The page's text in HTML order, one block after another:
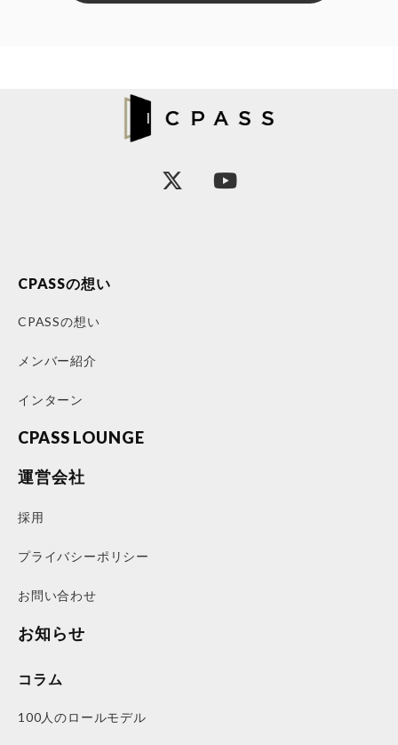
CPASSの想い
CPASSの想い
メンバー紹介
インターン
CPASS LOUNGE
運営会社
採用
プライバシーポリシー
お問い合わせ
お知らせ
コラム
100人のロールモデル